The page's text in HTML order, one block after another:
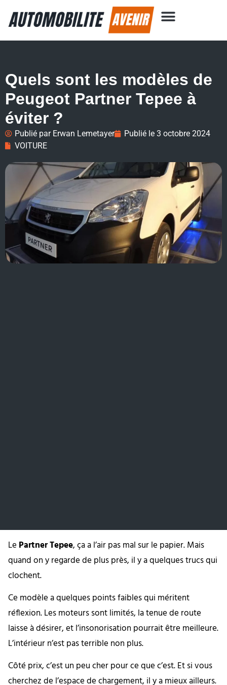
Quels sont les modèles de
Peugeot Partner Tepee à
éviter ?
Publié parErwan Lemetayer Publié le 3 octobre 2024
VOITURE
Le Partner Tepee, ça a l’air pas mal sur le papier. Mais
quand on y regarde de plus près, il y a quelques trucs qui
clochent.
Ce modèle a quelques points faibles qui méritent
réflexion. Les moteurs sont limités, la tenue de route
laisse à désirer, et l’insonorisation pourrait être meilleure.
L’intérieur n’est pas terrible non plus.
Côté prix, c’est un peu cher pour ce que c’est. Et si vous
cherchez de l’espace de chargement, il y a mieux ailleurs.